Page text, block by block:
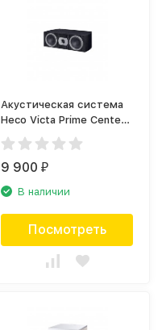
Акустическая система
Heco Victa Prime Center
102 Black
9 900₽
В наличии
Посмотреть